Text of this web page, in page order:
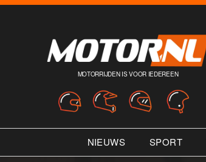
MOTORRIJDEN IS VOOR IEDEREEN
NIEUWS SPORT